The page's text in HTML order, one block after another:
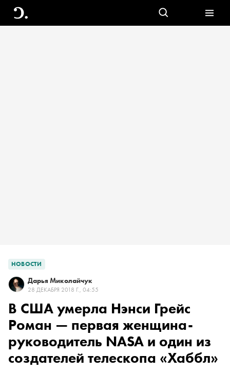
НОВОСТИ
Дарья Миколайчук
28 ДЕКАБРЯ 2018 Г., 04:55
В США умерла Нэнси Грейс
Роман — первая женщина-
руководитель NASA и один из
создателей телескопа «Хаббл»